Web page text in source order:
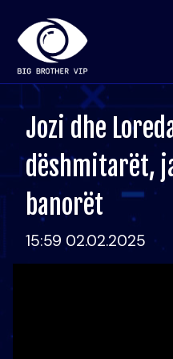
Jozi dhe
dëshmitarët,
banorët
15:59 02.02.2025